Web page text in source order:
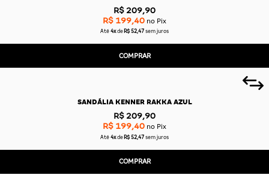
R$ 209,90
R$ 199,40 no Pix
Até 4x de R$ 52,47 sem juros
COMPRAR
SANDÁLIA KENNER RAKKA AZUL
R$ 209,90
R$ 199,40 no Pix
Até 4x de R$ 52,47 sem juros
COMPRAR